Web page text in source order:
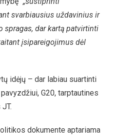
svarbiausius uždavinius ir
spragas, dar kartą patvirtinti
įsipareigojimus dėl
idėjų – dar labiau suartinti
G20, tarptautines
dokumente aptariama